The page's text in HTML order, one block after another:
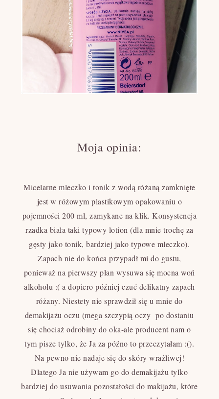
Moja opinia:
Micelarne mleczko i tonik z wodą różaną zamknięte
jest w różowym plastikowym opakowaniu o
pojemności 200 ml, zamykane na klik. Konsystencja
rzadka biała taki typowy lotion (dla mnie trochę za
gęsty jako tonik, bardziej jako typowe mleczko).
Zapach nie do końca przypadł mi do gustu,
ponieważ na pierwszy plan wysuwa się mocna woń
alkoholu :( a dopiero później czuć delikatny zapach
różany. Niestety nie sprawdził się u mnie do
demakijażu oczu (mega szczypią oczy po dostaniu
się chociaż odrobiny do oka-ale producent nam o
tym pisze tylko, że Ja za późno to przeczytałam :().
Na pewno nie nadaje się do skóry wrażliwej!
Dlatego Ja nie używam go do demakijażu tylko
bardziej do usuwania pozostałości do makijażu, które